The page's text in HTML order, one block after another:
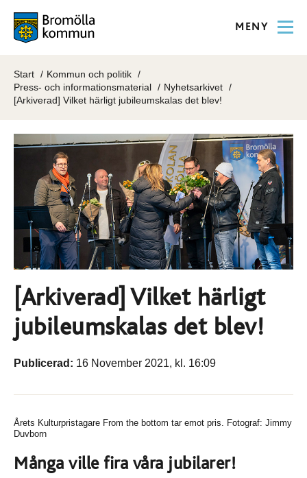
MENY
Start
Kommun och politik
Press- och informationsmaterial
Nyhetsarkivet
[Arkiverad] Vilket härligt jubileumskalas det blev!
[Arkiverad] Vilket härligt
jubileumskalas det blev!
Publicerad: 16 November 2021, kl. 16:09
Årets Kulturpristagare From the bottom tar emot pris. Fotograf: Jimmy
Duvborn
Många ville fira våra jubilarer!